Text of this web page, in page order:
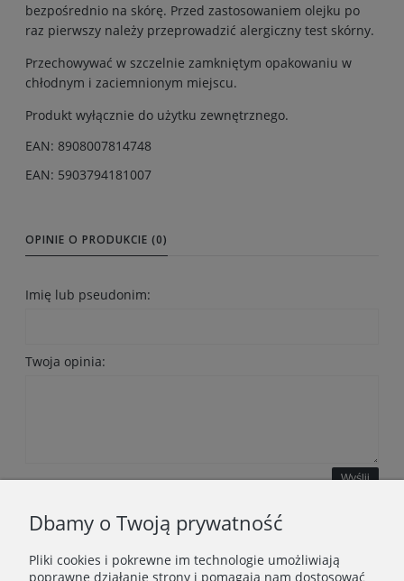
bezpośrednio na skórę. Przed zastosowaniem olejku po
raz pierwszy należy przeprowadzić alergiczny test skórny.
Przechowywać w szczelnie zamkniętym opakowaniu w
chłodnym i zaciemnionym miejscu.
Produkt wyłącznie do użytku zewnętrznego.
EAN: 8908007814748
EAN: 5903794181007
OPINIE O PRODUKCIE (0)
Imię lub pseudonim:
Twoja opinia:
Wyślij
WAŻNE INFORMACJE
Dbamy o Twoją prywatność
Pliki cookies i pokrewne im technologie umożliwiają
poprawne działanie strony i pomagają nam dostosować